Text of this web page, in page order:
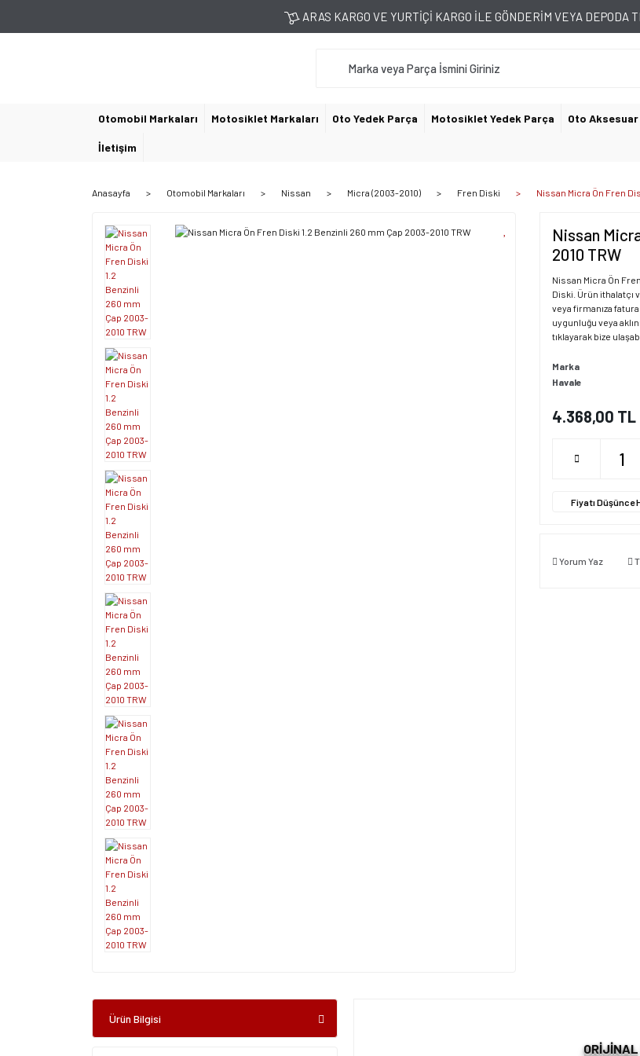
ARAS KARGO VE YURTİÇİ KARGO İLE GÖNDERİM VEYA DEPODA
Otomobil Markaları Motosiklet Markaları Oto Yedek Parça Motosiklet Yedek Parça Oto Aksesuar
İletişim
Anasayfa Otomobil Markaları Nissan Micra (2003-2010) Fren Diski Nissan Micra Ön Fren
Nissan
2010 TRW
Nissan Micra Ön
Diski. Ürün ithalatçı
veya firmanıza
uygunluğu veya
tıklayarak bize
Marka
Havale
4.368,00 TL
Fiyatı Düşünce
Yorum Yaz
Ürün Bilgisi
ORİJİNAL